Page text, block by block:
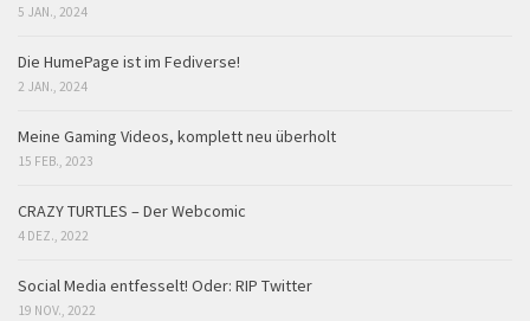
5 JAN., 2024
Die HumePage ist im Fediverse!
2 JAN., 2024
Meine Gaming Videos, komplett neu überholt
15 FEB., 2023
CRAZY TURTLES – Der Webcomic
4 DEZ., 2022
Social Media entfesselt! Oder: RIP Twitter
19 NOV., 2022